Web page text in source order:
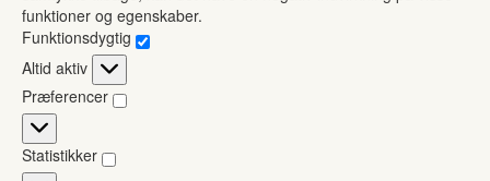
funktioner og egenskaber.
Funktionsdygtig
Funktionsdygtig
Altid aktiv
Præferencer
Præferencer
Statistikker